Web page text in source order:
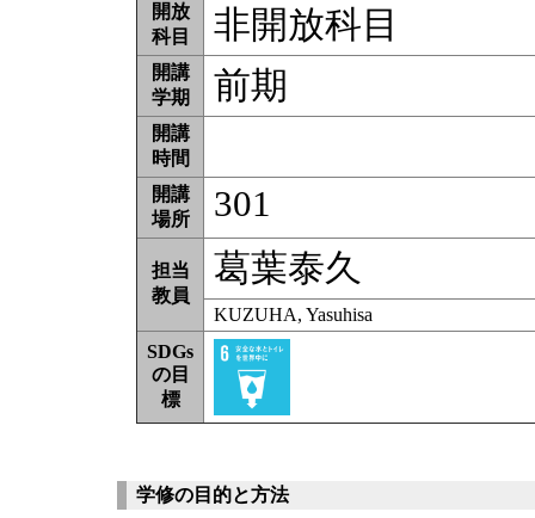
開放
科目
非開放科目
開講
学期
前期
開講
時間
開講
場所
301
担当
教員
葛葉泰久
KUZUHA, Yasuhisa
SDGs
の目
標
学修の目的と方法